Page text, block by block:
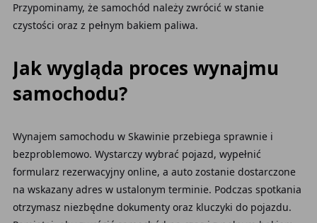
Przypominamy, że samochód należy zwrócić w stanie
czystości oraz z pełnym bakiem paliwa.
Jak wygląda proces wynajmu
samochodu?
Wynajem samochodu w Skawinie przebiega sprawnie i
bezproblemowo. Wystarczy wybrać pojazd, wypełnić
formularz rezerwacyjny online, a auto zostanie dostarczone
na wskazany adres w ustalonym terminie. Podczas spotkania
otrzymasz niezbędne dokumenty oraz kluczyki do pojazdu.